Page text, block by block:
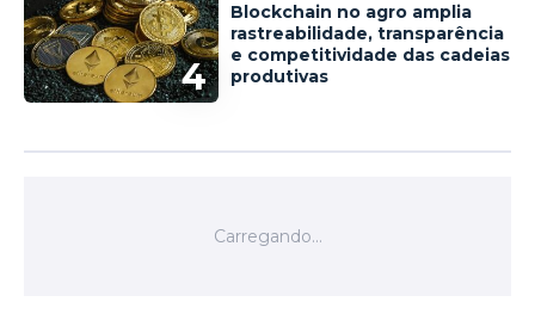
4
Blockchain no agro amplia
rastreabilidade, transparência
e competitividade das cadeias
produtivas